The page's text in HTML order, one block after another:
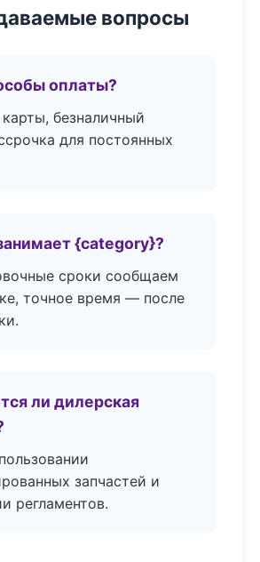
вопросы
оплаты?
безналичный
для постоянных
{category}?
сроки сообщаем
точное время — после
ли дилерская
запчастей и
регламентов.